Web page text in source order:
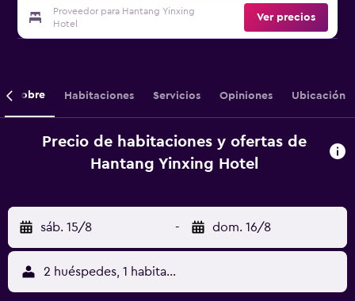
Proveedor para Hantang Yinxing
Hotel
Ver precios
Sobre Habitaciones Servicios Opiniones Ubicación
Precio de habitaciones y ofertas de
Hantang Yinxing Hotel
sáb. 15/8 - dom. 16/8
2 huéspedes, 1 habitación